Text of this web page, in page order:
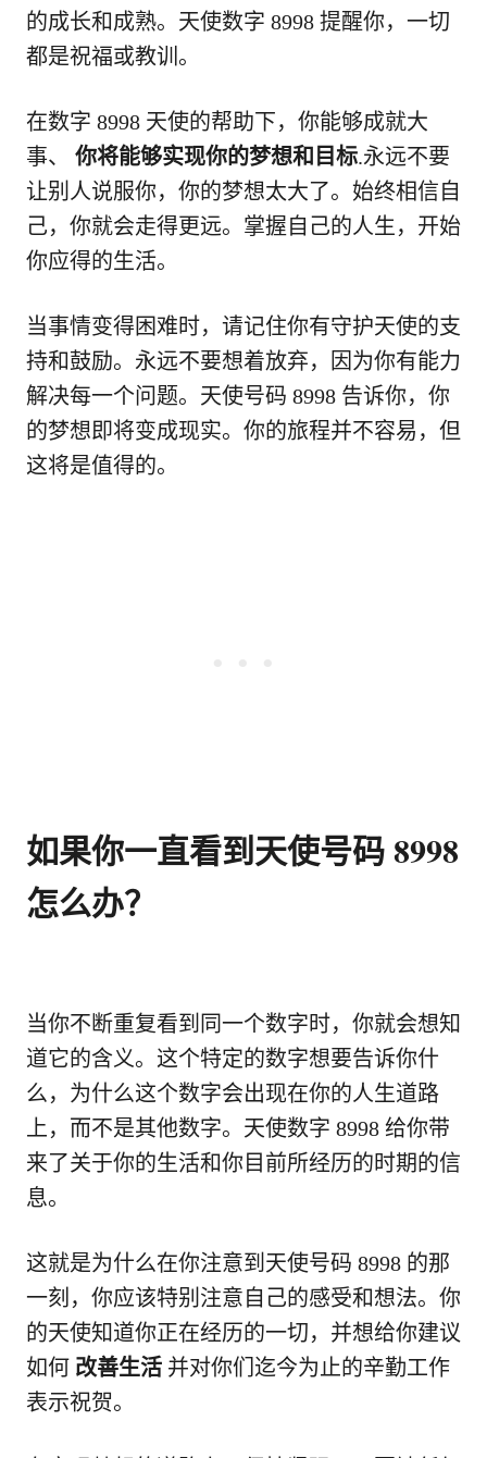
的成长和成熟。天使数字 8998 提醒你，一切
都是祝福或教训。
在数字 8998 天使的帮助下，你能够成就大
事、 你将能够实现你的梦想和目标.永远不要
让别人说服你，你的梦想太大了。始终相信自
己，你就会走得更远。掌握自己的人生，开始
你应得的生活。
当事情变得困难时，请记住你有守护天使的支
持和鼓励。永远不要想着放弃，因为你有能力
解决每一个问题。天使号码 8998 告诉你，你
的梦想即将变成现实。你的旅程并不容易，但
这将是值得的。
如果你一直看到天使号码 8998
怎么办？
当你不断重复看到同一个数字时，你就会想知
道它的含义。这个特定的数字想要告诉你什
么，为什么这个数字会出现在你的人生道路
上，而不是其他数字。天使数字 8998 给你带
来了关于你的生活和你目前所经历的时期的信
息。
这就是为什么在你注意到天使号码 8998 的那
一刻，你应该特别注意自己的感受和想法。你
的天使知道你正在经历的一切，并想给你建议
如何 改善生活 并对你们迄今为止的辛勤工作
表示祝贺。